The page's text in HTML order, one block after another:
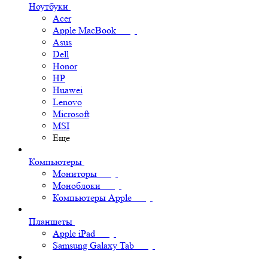
Ноутбуки
Acer
Apple MacBook
Asus
Dell
Honor
HP
Huawei
Lenovo
Microsoft
MSI
Еще
Компьютеры
Мониторы
Моноблоки
Компьютеры Apple
Планшеты
Apple iPad
Samsung Galaxy Tab